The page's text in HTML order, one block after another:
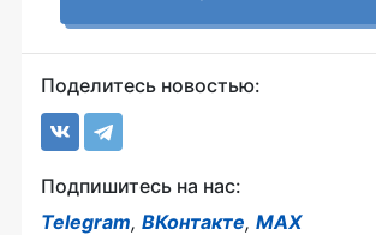
Поделитесь новостью:
Подпишитесь на нас:
Telegram, ВКонтакте, MAX